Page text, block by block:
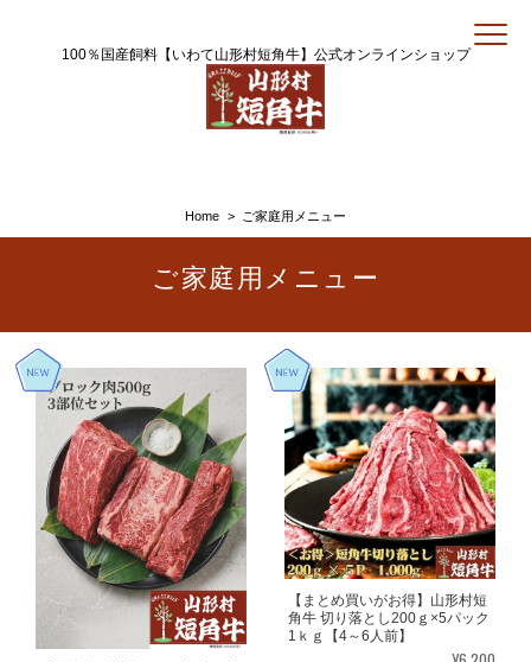
100％国産飼料【いわて山形村短角牛】公式オンラインショップ
Home ご家庭用メニュー
ご家庭用メニュー
【まとめ買いがお得】山形村短
角牛 切り落とし200ｇ×5パック
1ｋｇ【4～6人前】